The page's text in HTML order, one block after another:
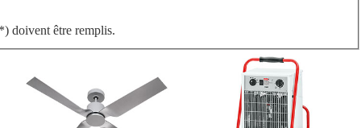
doivent être remplis.